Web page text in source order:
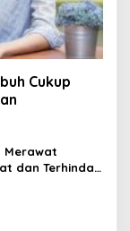
Cukup
Merawat
dan Terhindar